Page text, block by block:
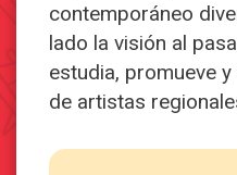
contemporáneo
lado la visión al
estudia, promueve
de artistas